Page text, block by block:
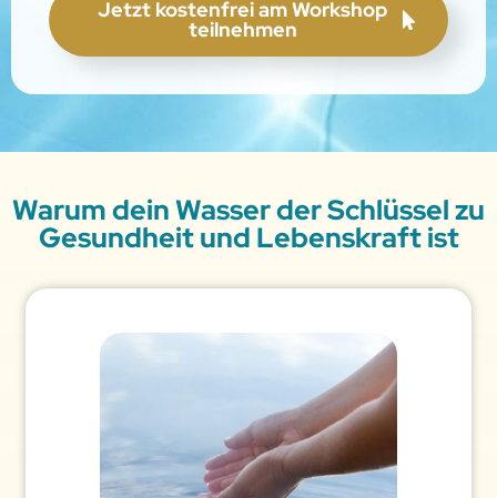
Jetzt kostenfrei am Workshop
teilnehmen
Warum dein Wasser der Schlüssel zu
Gesundheit und Lebenskraft ist